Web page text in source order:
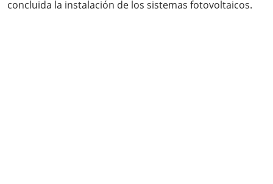
concluida la instalación de los sistemas fotovoltaicos.